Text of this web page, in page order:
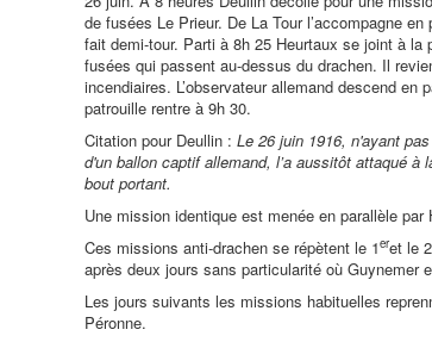
de fusées Le Prieur. De La Tour l’accompagne
fait demi-tour. Parti à 8h 25 Heurtaux se joint à
fusées qui passent au-dessus du drachen. Il
incendiaires. L’observateur allemand descend
patrouille rentre à 9h 30.
Citation pour Deullin : Le 26 juin 1916, n'ayant
d'un ballon captif allemand, l’a aussitôt attaqué
bout portant.
Une mission identique est menée en parallèle
Ces missions anti-drachen se répètent le 1eret le
après deux jours sans particularité où Guynemer
Les jours suivants les missions habituelles
Péronne.